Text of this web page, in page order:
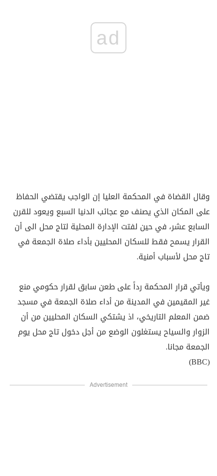
ad
وقال القضاة في المحكمة العليا إن الواجب يقتضي الحفاظ
على المكان الذي يصنف مع عجائب الدنيا السبع ويعود للقرن
السابع عشر، في حين لفتت الإدارة المحلية لتاج محل الى أن
القرار يسمح فقط للسكان المحليين بأداء صلاة الجمعة في
تاج محل لأسباب أمنية.
ويأتي قرار المحكمة رداً على طعن سابق لقرار حكومي منع
غير المقيمين في المدينة من أداء صلاة الجمعة في مسجد
ضمن المعلم التاريخي، اذ يشتكي السكان المحليين من أن
الزوار والسياح يستغلون الوضع من أجل دخول تاج محل يوم
الجمعة مجانا.
(BBC)
Advertisement